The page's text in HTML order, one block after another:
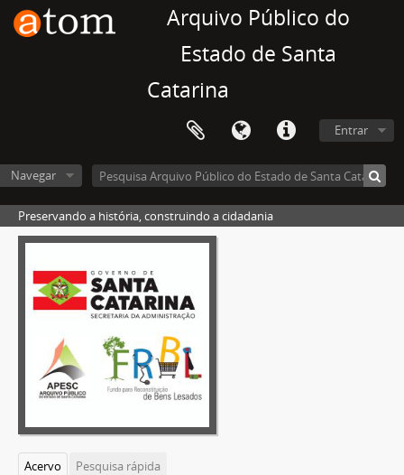
Arquivo Público do
Estado de Santa
Catarina
Entrar
Navegar
Preservando a história, construindo a cidadania
Acervo
Pesquisa rápida